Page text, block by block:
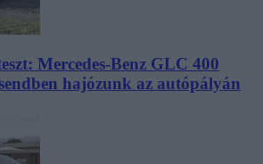
Mercedes-Benz GLC 400
hajózunk az autópályán